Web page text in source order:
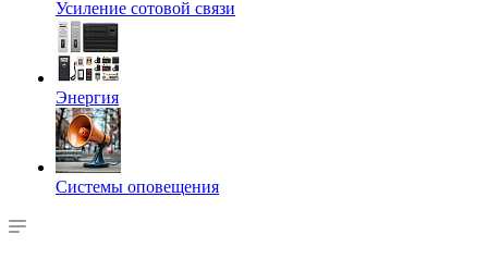
Усиление сотовой связи
Энергия
Системы оповещения